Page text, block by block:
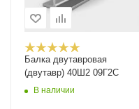
Балка двутавровая
(двутавр) 40Ш2 09Г2С
В наличии